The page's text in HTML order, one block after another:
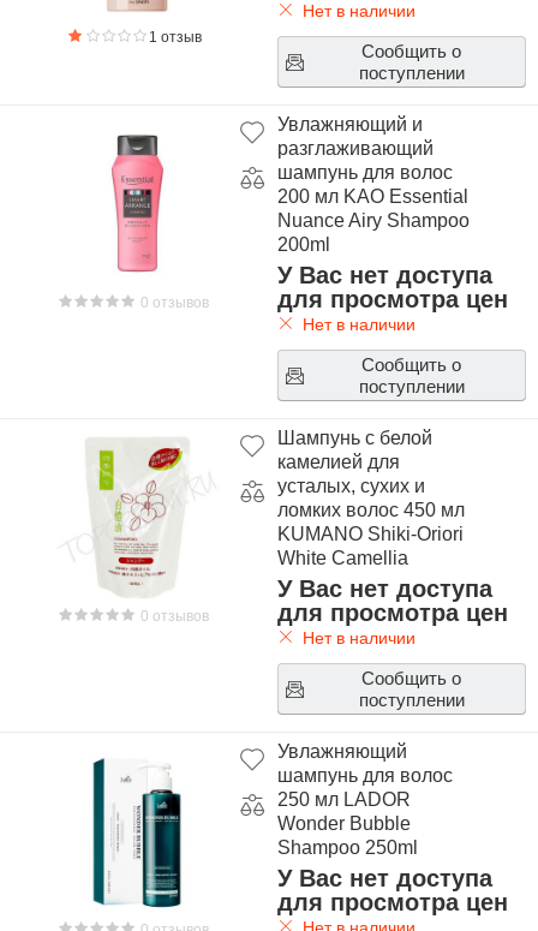
1 отзыв
Нет в наличии
Сообщить о
поступлении
0 отзывов
Увлажняющий и
разглаживающий
шампунь для волос
200 мл KAO Essential
Nuance Airy Shampoo
200ml
У Вас нет доступа
для просмотра цен
Нет в наличии
Сообщить о
поступлении
0 отзывов
Шампунь с белой
камелией для
усталых, сухих и
ломких волос 450 мл
KUMANO Shiki-Oriori
White Camellia
Shampoo 450 ml
У Вас нет доступа
для просмотра цен
Нет в наличии
Сообщить о
поступлении
Увлажняющий
шампунь для волос
250 мл LADOR
Wonder Bubble
Shampoo 250ml
У Вас нет доступа
для просмотра цен